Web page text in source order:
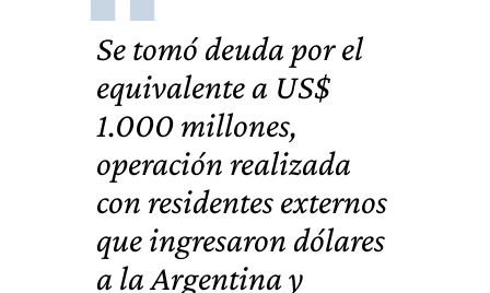
Se tomó deuda por el
equivalente a US$
1.000 millones,
operación realizada
con residentes externos
que ingresaron dólares
a la Argentina y